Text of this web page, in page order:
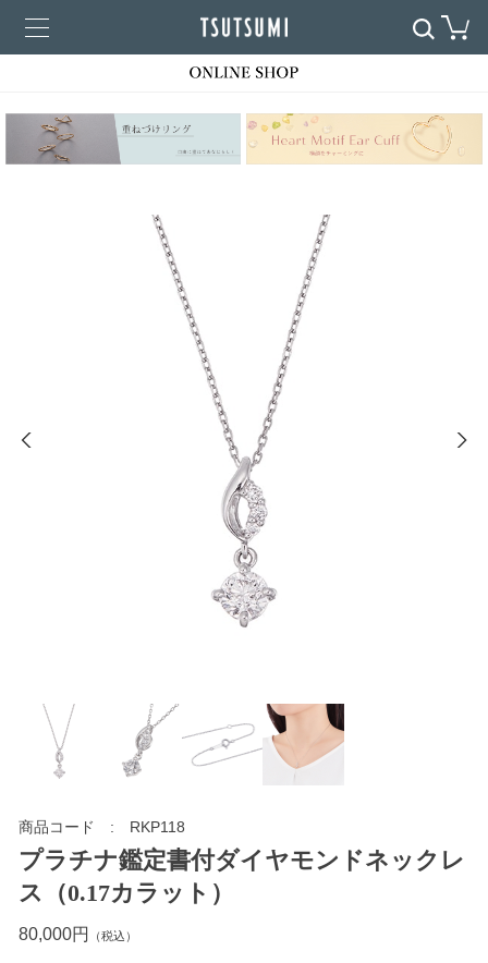
商品コード RKP118
プラチナ鑑定書付ダイヤモンドネックレ
ス（0.17カラット）
80,000円 （税込）